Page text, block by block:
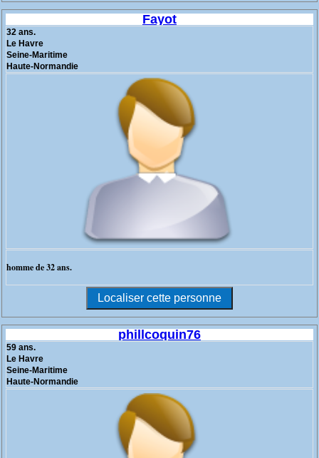
Fayot
32 ans.
Le Havre
Seine-Maritime
Haute-Normandie
homme de 32 ans.
phillcoquin76
59 ans.
Le Havre
Seine-Maritime
Haute-Normandie